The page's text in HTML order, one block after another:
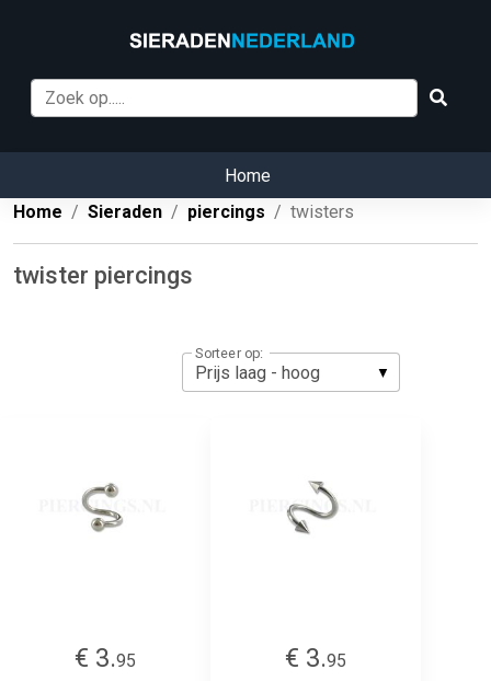
Home
Home
Sieraden piercings twisters
twister piercings
Sorteer op:
€ 3.95
€ 3.95